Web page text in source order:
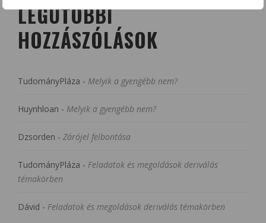
LEGUTÓBBI
HOZZÁSZÓLÁSOK
TudományPláza - Melyik a gyengébb nem?
Huynhloan - Melyik a gyengébb nem?
Dzsorden - Zárójel felbontása
TudományPláza - Feladatok és megoldások deriválás
témakörben
Dávid - Feladatok és megoldások deriválás témakörben